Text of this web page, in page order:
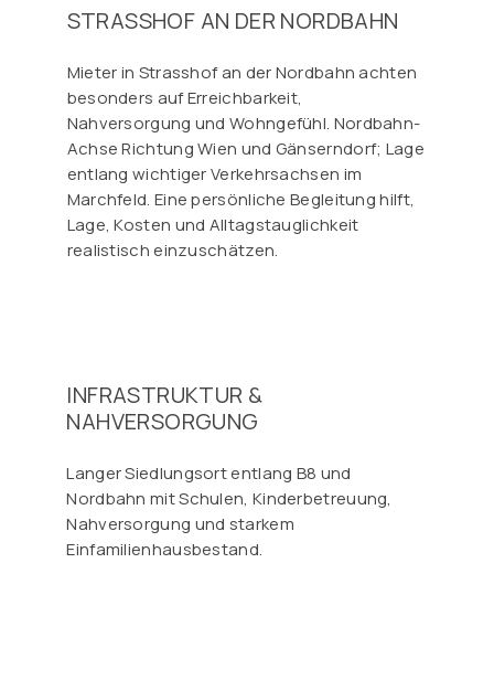
STRASSHOF AN DER NORDBAHN
Mieter in Strasshof an der Nordbahn achten
besonders auf Erreichbarkeit,
Nahversorgung und Wohngefühl. Nordbahn-
Achse Richtung Wien und Gänserndorf; Lage
entlang wichtiger Verkehrsachsen im
Marchfeld. Eine persönliche Begleitung hilft,
Lage, Kosten und Alltagstauglichkeit
realistisch einzuschätzen.
INFRASTRUKTUR &
NAHVERSORGUNG
Langer Siedlungsort entlang B8 und
Nordbahn mit Schulen, Kinderbetreuung,
Nahversorgung und starkem
Einfamilienhausbestand.